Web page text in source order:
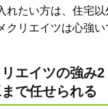
れたい方は、住宅
クリエイツは心強い
エイツの強み2
で任せられる